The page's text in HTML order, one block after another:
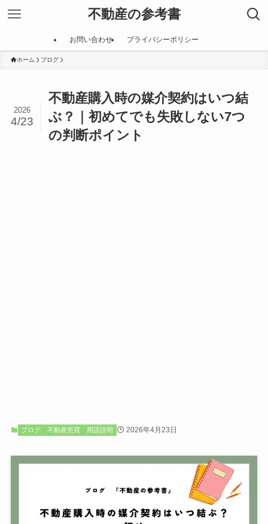
不動産の参考書
お問い合わせ プライバシーポリシー
ホーム ブログ
不動産購入時の媒介契約はいつ結
ぶ？｜初めてでも失敗しない7つ
の判断ポイント
2026
4/23
ブログ 不動産売買 用語説明 2026年4月23日